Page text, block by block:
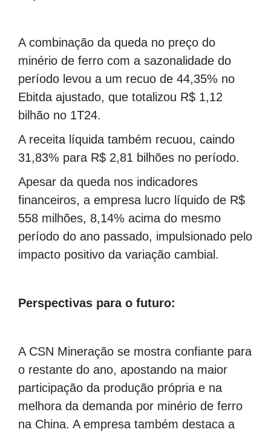
A combinação da queda no preço do
minério de ferro com a sazonalidade do
período levou a um recuo de 44,35% no
Ebitda ajustado, que totalizou R$ 1,12
bilhão no 1T24.
A receita líquida também recuou, caindo
31,83% para R$ 2,81 bilhões no período.
Apesar da queda nos indicadores
financeiros, a empresa lucro líquido de R$
558 milhões, 8,14% acima do mesmo
período do ano passado, impulsionado pelo
impacto positivo da variação cambial.
Perspectivas para o futuro:
A CSN Mineração se mostra confiante para
o restante do ano, apostando na maior
participação da produção própria e na
melhora da demanda por minério de ferro
na China. A empresa também destaca a